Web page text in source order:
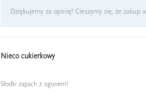
Dziękujemy za opinię! Cieszymy się, że zakup
Nieco cukierkowy
Słodki zapach z ogonem!